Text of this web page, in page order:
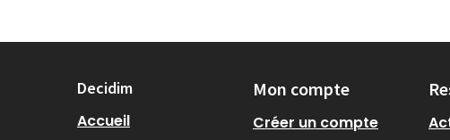
Decidim
Accueil
Mon compte
Créer un compte